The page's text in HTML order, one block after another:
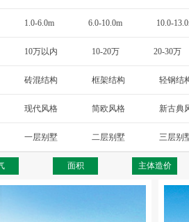
1.0-6.0m 6.0-10.0m 10.0-
10万以内 10-20万 20-30万
砖混结构 框架结构 轻钢结
现代风格 简欧风格 新古典
格 地中海风格
一层别墅 二层别墅 三层别
面积 主体造价